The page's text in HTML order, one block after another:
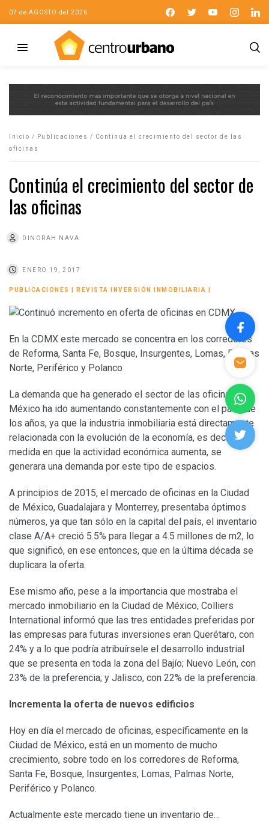
07 de AGOSTO del 2026
Inicio / Publicaciones / Continúa el crecimiento del sector de las
oficinas
Continúa el crecimiento del sector de
las oficinas
DINORAH NAVA
ENERO 19, 2017
PUBLICACIONES REVISTA INVERSIÓN INMOBILIARIA
En la CDMX este mercado se concentra en los corredores
de Reforma, Santa Fe, Bosque, Insurgentes, Lomas, Palmas
Norte, Periférico y Polanco
La demanda que ha generado el sector de las oficinas en
México ha ido aumentando constantemente con el paso de
los años, ya que la industria inmobiliaria está directamente
relacionada con la evolución de la economía, es decir, en la
medida en que la actividad económica aumenta, se
generara una demanda por este tipo de espacios.
A principios de 2015, el mercado de oficinas en la Ciudad
de México, Guadalajara y Monterrey, presentaba óptimos
números, ya que tan sólo en la capital del país, el inventario
clase A/A+ creció 5.5% para llegar a 4.5 millones de m2, lo
que significó, en ese entonces, que en la última década se
duplicara la oferta.
Ese mismo año, pese a la importancia que mostraba el
mercado inmobiliario en la Ciudad de México, Colliers
International informó que las tres entidades preferidas por
las empresas para futuras inversiones eran Querétaro, con
24% y a lo que podría atribuírsele el desarrollo industrial
que se presenta en toda la zona del Bajío; Nuevo León, con
23% de la preferencia; y Jalisco, con 22% de la preferencia.
Incrementa la oferta de nuevos edificios
Hoy en día el mercado de oficinas, específicamente en la
Ciudad de México, está en un momento de mucho
crecimiento, sobre todo en los corredores de Reforma,
Santa Fe, Bosque, Insurgentes, Lomas, Palmas Norte,
Periférico y Polanco.
Actualmente este mercado tiene un inventario de…